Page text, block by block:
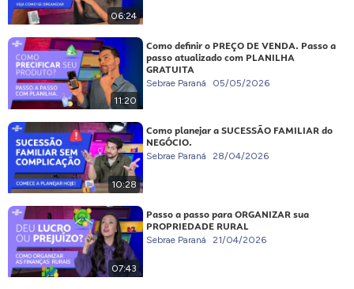
06:24
11:20
Como definir o PREÇO DE VENDA. Passo a
passo atualizado com PLANILHA
GRATUITA
Sebrae Paraná 05/05/2026
10:28
Como planejar a SUCESSÃO FAMILIAR do
NEGÓCIO.
Sebrae Paraná 28/04/2026
07:43
Passo a passo para ORGANIZAR sua
PROPRIEDADE RURAL
Sebrae Paraná 21/04/2026